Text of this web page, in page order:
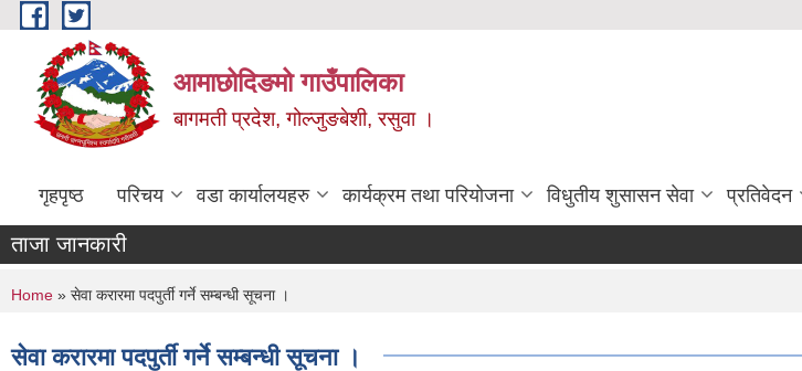
Skip to main content
आमाछोदिङमो गाउँपालिका
बागमती प्रदेश, गोल्जुङबेशी, रसुवा ।
गृहपृष्ठ परिचय वडा कार्यालयहरु कार्यक्रम तथा परियोजना विधुतीय शुसासन सेवा प्रतिवेदन
ताजा जानकारी
You are here
Home » सेवा करारमा पदपुर्ती गर्ने सम्बन्धी सूचना ।
सेवा करारमा पदपुर्ती गर्ने सम्बन्धी सूचना ।